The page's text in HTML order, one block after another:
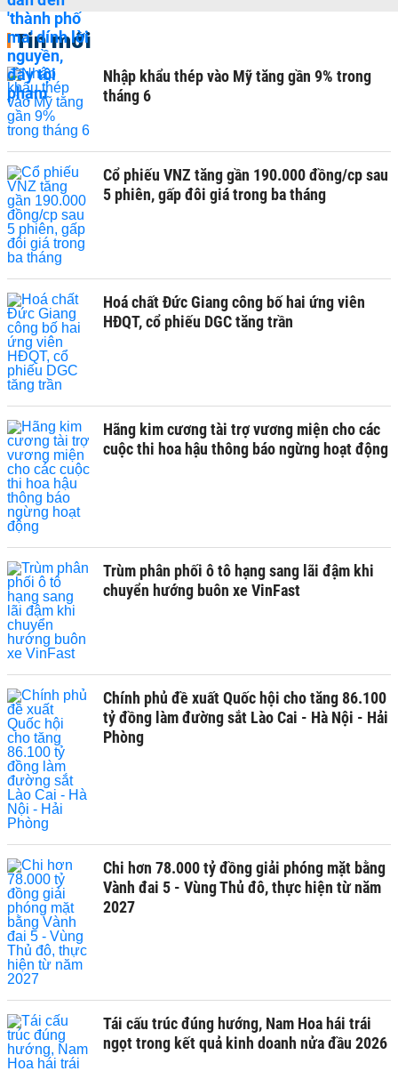
Tin mới
Nhập khẩu thép vào Mỹ tăng gần 9% trong
tháng 6
Cổ phiếu VNZ tăng gần 190.000 đồng/cp sau
5 phiên, gấp đôi giá trong ba tháng
Hoá chất Đức Giang công bố hai ứng viên
HĐQT, cổ phiếu DGC tăng trần
Hãng kim cương tài trợ vương miện cho các
cuộc thi hoa hậu thông báo ngừng hoạt động
Trùm phân phối ô tô hạng sang lãi đậm khi
chuyển hướng buôn xe VinFast
Chính phủ đề xuất Quốc hội cho tăng 86.100
tỷ đồng làm đường sắt Lào Cai - Hà Nội - Hải
Phòng
Chi hơn 78.000 tỷ đồng giải phóng mặt bằng
Vành đai 5 - Vùng Thủ đô, thực hiện từ năm
2027
Tái cấu trúc đúng hướng, Nam Hoa hái trái
ngọt trong kết quả kinh doanh nửa đầu 2026